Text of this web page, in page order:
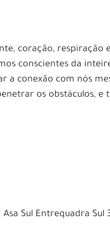
coração, respiração
conscientes da
a conexão com nós
os obstáculos, e
Sul Entrequadra Sul